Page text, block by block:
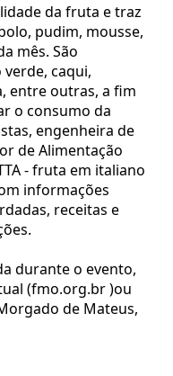
da fruta e traz
pudim, mousse,
mês. São
caqui,
entre outras, a fim
o consumo da
engenheira de
de Alimentação
- fruta em italiano
informações
receitas e
durante o evento,
(fmo.org.br )ou
de Mateus,